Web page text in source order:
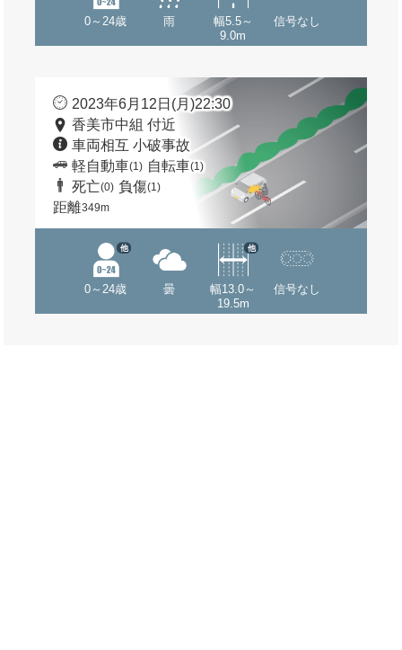
0～24歳 雨
幅5.5～
9.0m
信号なし
2023年6月12日(月)22:30
香美市中組 付近
車両相互 小破事故
軽自動車(1) 自転車(1)
死亡(0) 負傷(1)
距離349m
0～24歳
他
曇
幅13.0～
19.5m
他
信号なし